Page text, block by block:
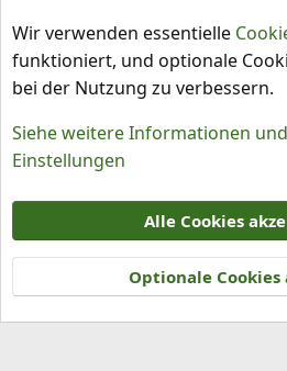
Capsicum chinense
Nutzungsbedingungen
Hilfe und Impressum
R
S
S
Community platform by XenForo® ©
Wir verwenden essentielle
funktioniert, und optionale
bei der Nutzung zu verbessern.
Siehe weitere Informationen
Einstellungen
Alle Cookies
Optionale Cookies